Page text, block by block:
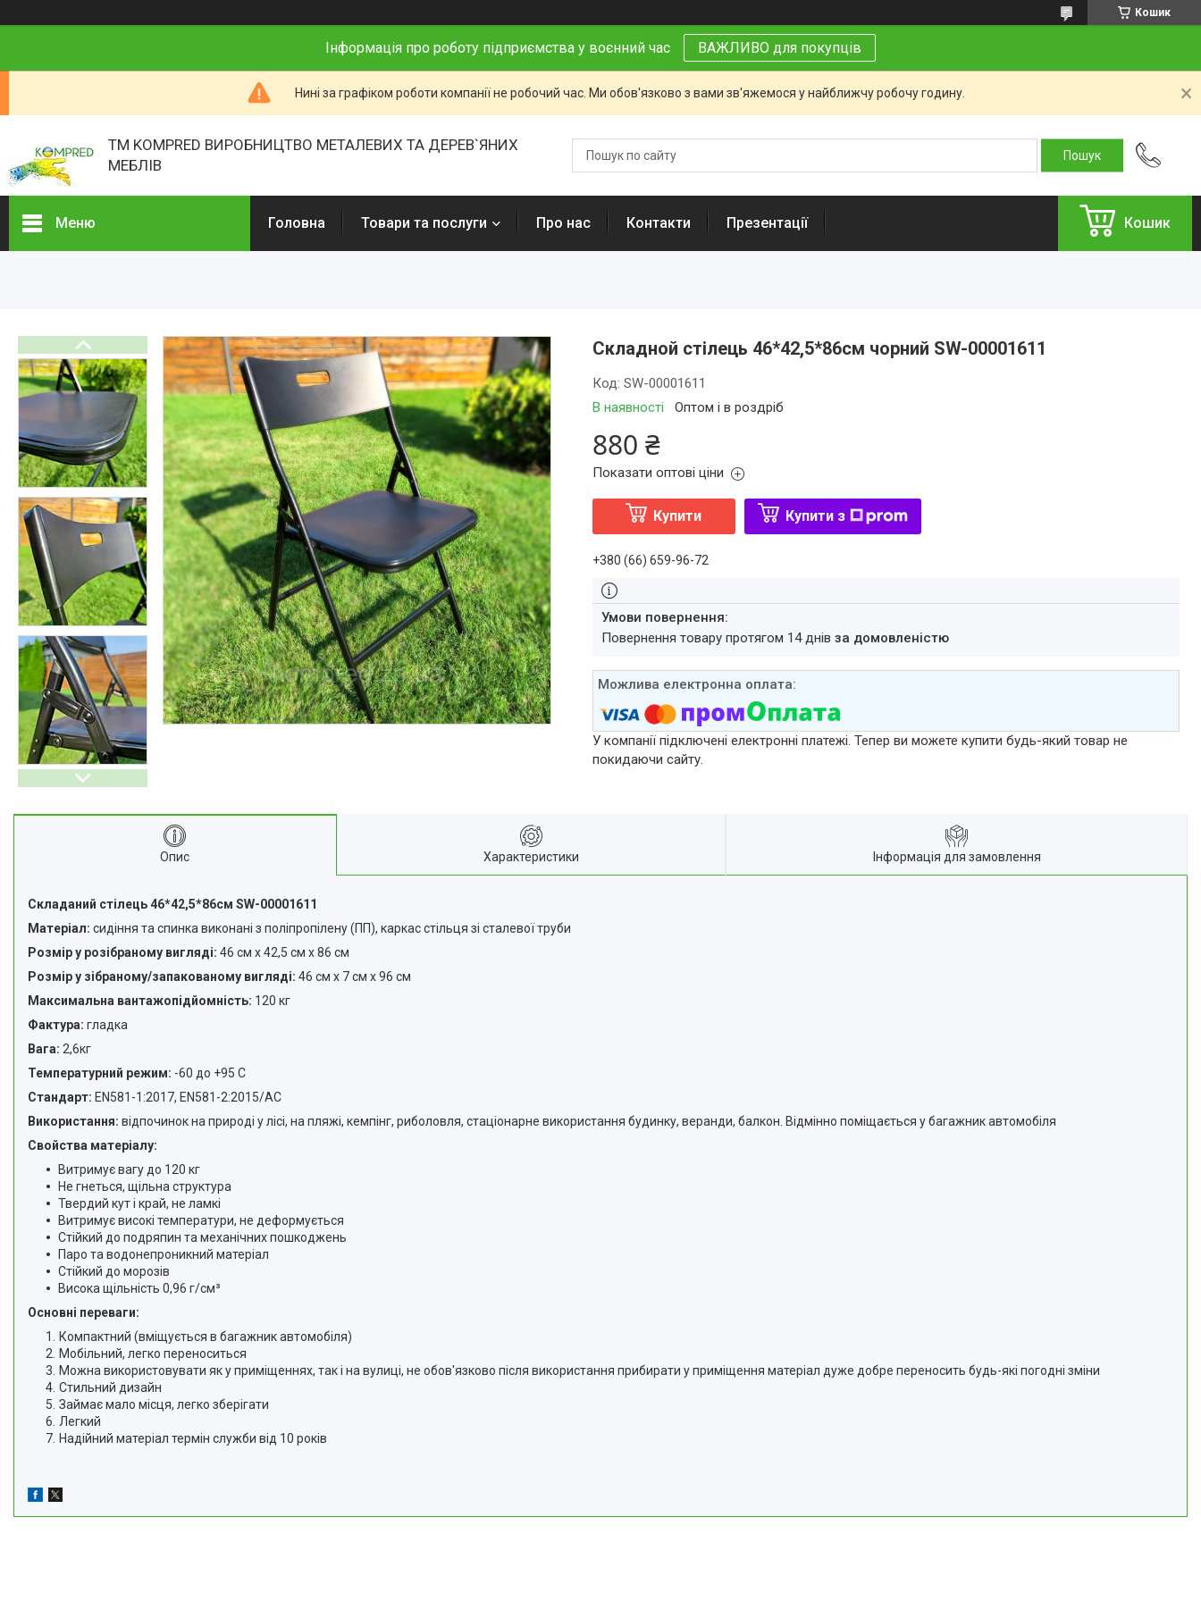
Кошик
Інформація про роботу підприємства у воєнний час ВАЖЛИВО для покупців
Нині за графіком роботи компанії не робочий час. Ми обов'язково з вами зв'яжемося у найближчу робочу годину.
ТМ KOMPRED ВИРОБНИЦТВО МЕТАЛЕВИХ ТА ДЕРЕВ`ЯНИХ
МЕБЛІВ
Меню
Презентації
Реєстраційні документи
Головна Товари та послуги Про нас Контакти Презентації Кошик
Складной стілець 46*42,5*86см чорний SW-00001611
В наявності Оптом і в роздріб
Код: SW-00001611
880 ₴
Показати оптові ціни
Купити Купити з
+380 (66) 659-96-72
повернення товару протягом 14 днів за домовленістю
У компанії підключені електронні платежі. Тепер ви можете купити будь-який товар не
покидаючи сайту.
Опис Характеристики Інформація для замовлення
Складаний стілець 46*42,5*86см SW-00001611
Матеріал: сидіння та спинка виконані з поліпропілену (ПП), каркас стільця зі сталевої труби
Розмір у розібраному вигляді: 46 см х 42,5 см х 86 см
Розмір у зібраному/запакованому вигляді: 46 см х 7 см х 96 см
Максимальна вантажопідйомність: 120 кг
Фактура: гладка
Вага: 2,6кг
Температурний режим: -60 до +95 С
Стандарт: EN581-1:2017, EN581-2:2015/AC
Використання: відпочинок на природі у лісі, на пляжі, кемпінг, риболовля, стаціонарне використання будинку, веранди, балкон. Відмінно поміщається у багажник автомобіля
Свойства матеріалу:
Витримує вагу до 120 кг
Не гнеться, щільна структура
Твердий кут і край, не ламкі
Витримує високі температури, не деформується
Стійкий до подряпин та механічних пошкоджень
Паро та водонепроникний матеріал
Стійкий до морозів
Висока щільність 0,96 г/см³
Основні переваги:
Компактний (вміщується в багажник автомобіля)
Мобільний, легко переноситься
Можна використовувати як у приміщеннях, так і на вулиці, не обов'язково після використання прибирати у приміщення матеріал дуже добре переносить будь-які погодні зміни
Стильний дизайн
Займає мало місця, легко зберігати
Легкий
Надійний матеріал термін служби від 10 років